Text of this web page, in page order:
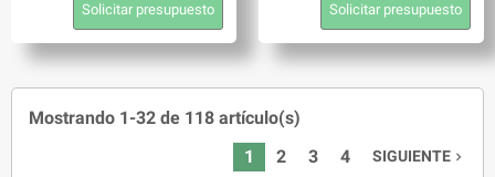
Solicitar presupuesto Solicitar presupuesto
Mostrando 1-32 de 118 artículo(s)
1
2 3 4 SIGUIENTE 